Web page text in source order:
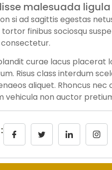
malesuada
si ad sagittis egestas
finibus sociosqu
curae lacus placerat
Risus class interdum
aliquet. Rhoncus
vehicula non auctor